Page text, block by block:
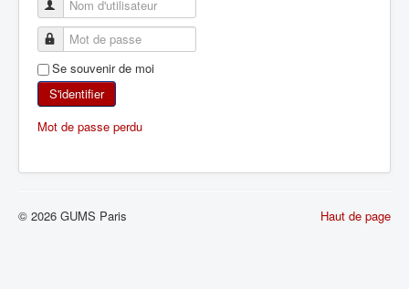
Se souvenir de moi
S'identifier
Mot de passe perdu
Haut de page
© 2026 GUMS Paris